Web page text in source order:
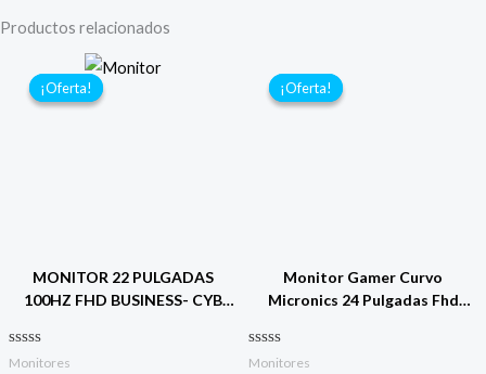
Productos relacionados
¡Oferta!
¡Oferta!
MONITOR 22 PULGADAS
100HZ FHD BUSINESS- CYB
Valorado con
Monitores
¡Oferta!
¡Oferta!
Monitor Gamer Curvo
Micronics 24 Pulgadas Fhd
Valorado con
Monitores